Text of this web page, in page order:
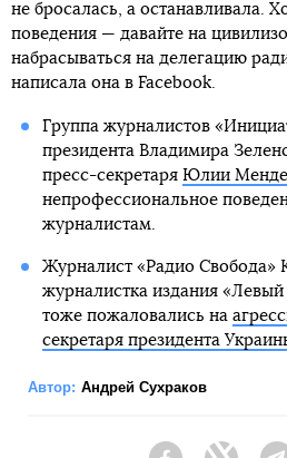
не бросалась, а останавливала.
поведения — давайте на
набрасываться на делегацию
написала она в Facebook.
Группа журналистов
президента Владимира
пресс-секретаря Юлии
непрофессиональное
журналистам.
Журналист «Радио Свобода»
журналистка издания
тоже пожаловались на
секретаря президента
Автор: Андрей Сухраков